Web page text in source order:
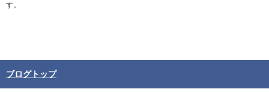
す。
ブログトップ